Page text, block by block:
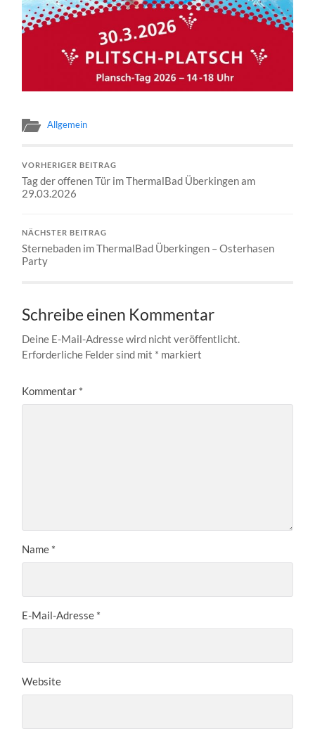
Allgemein
VORHERIGER BEITRAG
Tag der offenen Tür im ThermalBad Überkingen am
29.03.2026
NÄCHSTER BEITRAG
Sternebaden im ThermalBad Überkingen – Osterhasen
Party
Schreibe einen Kommentar
Deine E-Mail-Adresse wird nicht veröffentlicht.
Erforderliche Felder sind mit * markiert
Kommentar *
Name *
E-Mail-Adresse *
Website